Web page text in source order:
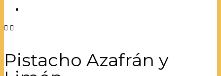
 
Pistacho Azafrán y